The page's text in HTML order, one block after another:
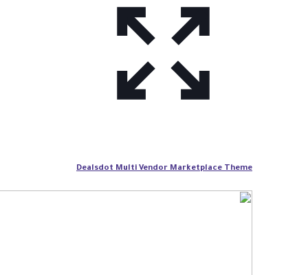
Dealsdot Multi Vendor Marketplace Theme